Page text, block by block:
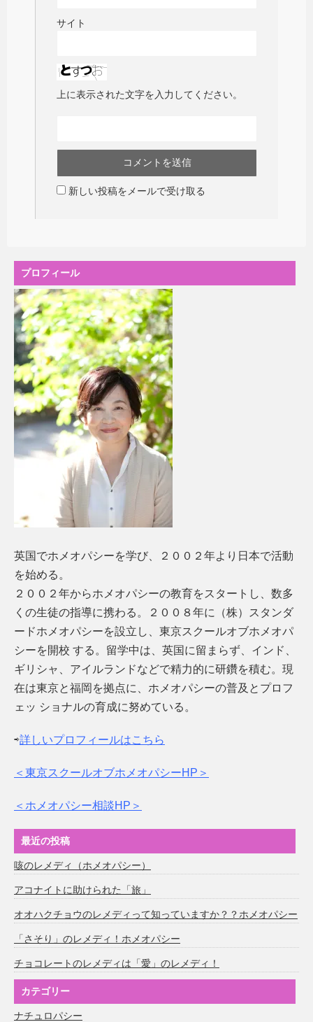
サイト
上に表示された文字を入力してください。
新しい投稿をメールで受け取る
プロフィール
英国でホメオパシーを学び、２００２年より日本で活動
を始める。
２００２年からホメオパシーの教育をスタートし、数多
くの生徒の指導に携わる。２００８年に（株）スタンダ
ードホメオパシーを設立し、東京スクールオブホメオパ
シーを開校 する。留学中は、英国に留まらず、インド、
ギリシャ、アイルランドなどで精力的に研鑽を積む。現
在は東京と福岡を拠点に、ホメオパシーの普及とプロフ
ェッ ショナルの育成に努めている。
⇨詳しいプロフィールはこちら
＜東京スクールオブホメオパシーHP＞
＜ホメオパシー相談HP＞
最近の投稿
咳のレメディ（ホメオパシー）
アコナイトに助けられた「旅」
オオハクチョウのレメディって知っていますか？？ホメオパシー
「さそり」のレメディ！ホメオパシー
チョコレートのレメディは「愛」のレメディ！
カテゴリー
ナチュロパシー